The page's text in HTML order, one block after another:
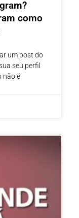
como
um post do
seu perfil
não é